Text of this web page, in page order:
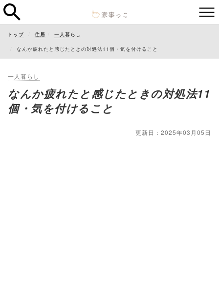
トップ 住居 一人暮らし
なんか疲れたと感じたときの対処法11個・気を付けること
一人暮らし
なんか疲れたと感じたときの対処法11
個・気を付けること
更新日：2025年03月05日